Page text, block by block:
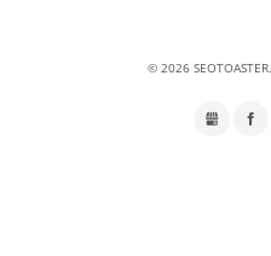
©2026
GMB